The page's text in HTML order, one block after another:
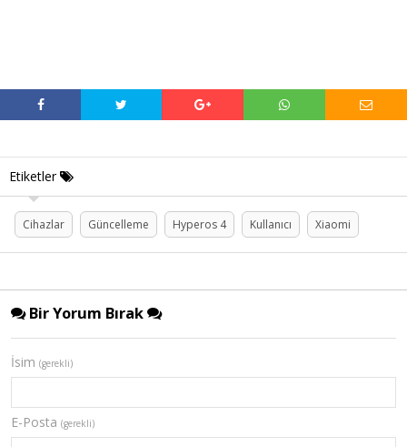
Etiketler
Cihazlar Güncelleme Hyperos 4 Kullanıcı Xiaomi
Bir Yorum Bırak
İsim (gerekli)
E-Posta (gerekli)